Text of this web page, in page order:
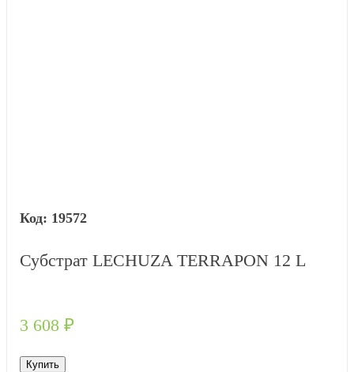
19572
Субстрат LECHUZA TERRAPON 12 L
3 608 ₽
Купить